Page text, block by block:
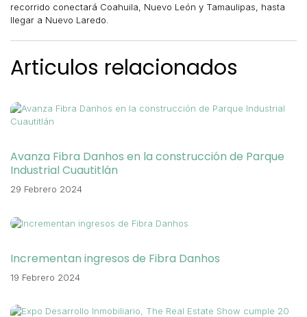
recorrido conectará Coahuila, Nuevo León y Tamaulipas, hasta
llegar a Nuevo Laredo.
Articulos relacionados
Avanza Fibra Danhos en la construcción de Parque
Industrial Cuautitlán
29 Febrero 2024
Incrementan ingresos de Fibra Danhos
19 Febrero 2024